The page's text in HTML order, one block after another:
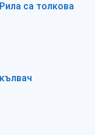
са толкова